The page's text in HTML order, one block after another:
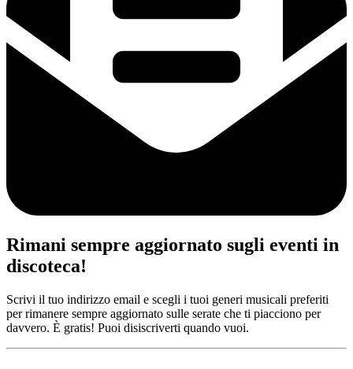
Rimani sempre aggiornato sugli eventi in
discoteca!
Scrivi il tuo indirizzo email e scegli i tuoi generi musicali preferiti
per rimanere sempre aggiornato sulle serate che ti piacciono per
davvero. È gratis! Puoi disiscriverti quando vuoi.